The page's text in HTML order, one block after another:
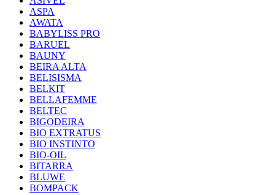
ASPA
AWATA
BABYLISS PRO
BARUEL
BAUNY
BEIRA ALTA
BELISISMA
BELKIT
BELLAFEMME
BELTEC
BIGODEIRA
BIO EXTRATUS
BIO INSTINTO
BIO-OIL
BITARRA
BLUWE
BOMPACK